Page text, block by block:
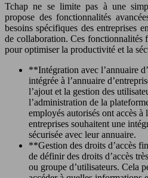
Tchap ne se limite pas à une
propose des fonctionnalités
besoins spécifiques des entreprises
de collaboration. Ces fonctionnalités
pour optimiser la productivité et la
**Intégration avec l’annuaire
intégrée à l’annuaire
l’ajout et la gestion des
l’administration de la
employés autorisés ont accès à
entreprises souhaitent une
sécurisée avec leur annuaire.
**Gestion des droits d’accès
de définir des droits d’accès
ou groupe d’utilisateurs. Cela